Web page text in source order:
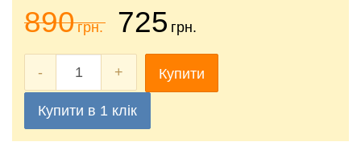
890грн. 725 грн.
- + Купити
Купити в 1 клік